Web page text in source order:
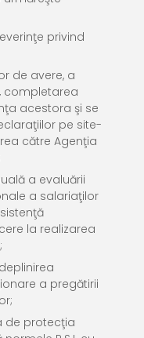
privind
de avere, a
completarea
acestora şi se
pe site-
către Agenţia
a evaluării
a salariaţilor
la realizarea
a pregătirii
de protecţia